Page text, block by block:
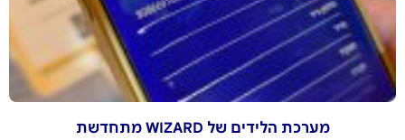
מערכת הלידים של WIZARD מתחדשת